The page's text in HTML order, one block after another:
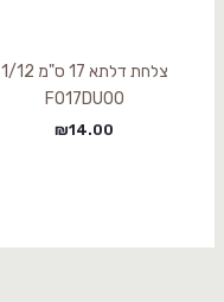
צלחת דלתא 17 ס"מ 1/12
FO17DU00
₪14.00